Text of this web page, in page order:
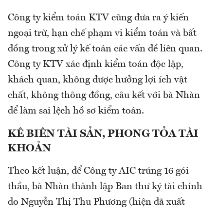
Công ty kiểm toán KTV cũng đưa ra ý kiến
ngoại trừ, hạn chế phạm vi kiểm toán và bất
đồng trong xử lý kế toán các vấn đề liên quan.
Công ty KTV xác định kiểm toán độc lập,
khách quan, không được hưởng lợi ích vật
chất, không thông đồng, câu kết với bà Nhàn
để làm sai lệch hồ sơ kiểm toán.
KÊ BIÊN TÀI SẢN, PHONG TỎA TÀI
KHOẢN
Theo kết luận, để Công ty AIC trúng 16 gói
thầu, bà Nhàn thành lập Ban thư ký tài chính
do Nguyễn Thị Thu Phương (hiện đã xuất